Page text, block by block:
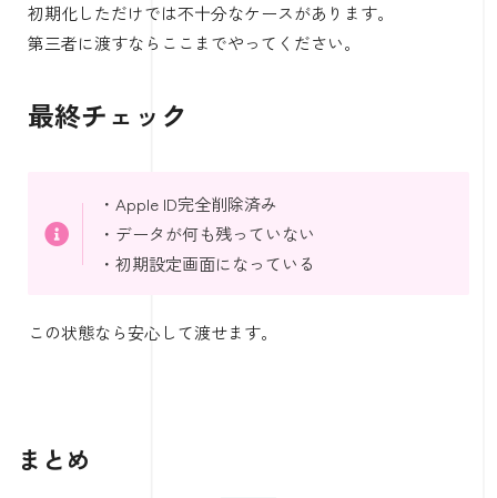
初期化しただけでは不十分なケースがあります。
第三者に渡すならここまでやってください。
最終チェック
・Apple ID完全削除済み
・データが何も残っていない
・初期設定画面になっている
この状態なら安心して渡せます。
まとめ